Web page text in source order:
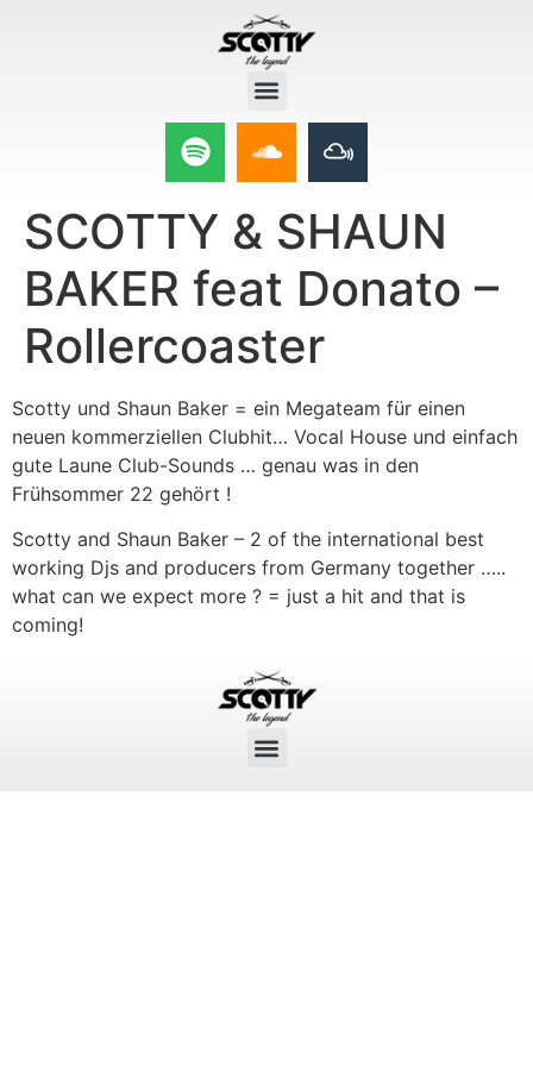
SCOTTY & SHAUN
BAKER feat Donato –
Rollercoaster
Scotty und Shaun Baker = ein Megateam für einen
neuen kommerziellen Clubhit… Vocal House und einfach
gute Laune Club-Sounds … genau was in den
Frühsommer 22 gehört !
Scotty and Shaun Baker – 2 of the international best
working Djs and producers from Germany together …..
what can we expect more ? = just a hit and that is
coming!